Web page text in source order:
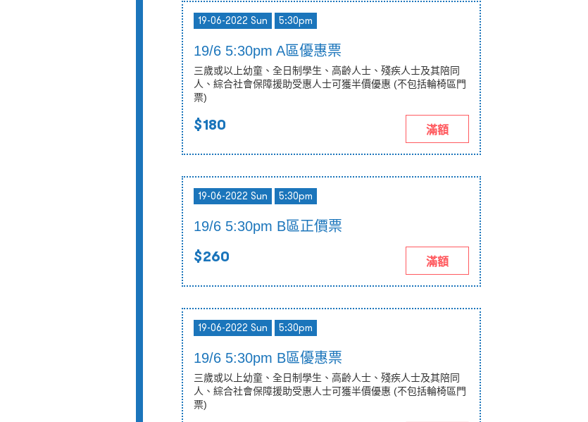
19-06-2022 Sun 5:30pm
19/6 5:30pm A區優惠票
三歲或以上幼童、全日制學生、高齡人士、殘疾人士及其陪同
人、綜合社會保障援助受惠人士可獲半價優惠 (不包括輪椅區門
票)
$180 滿額
19-06-2022 Sun 5:30pm
19/6 5:30pm B區正價票
$260 滿額
19-06-2022 Sun 5:30pm
19/6 5:30pm B區優惠票
三歲或以上幼童、全日制學生、高齡人士、殘疾人士及其陪同
人、綜合社會保障援助受惠人士可獲半價優惠 (不包括輪椅區門
票)